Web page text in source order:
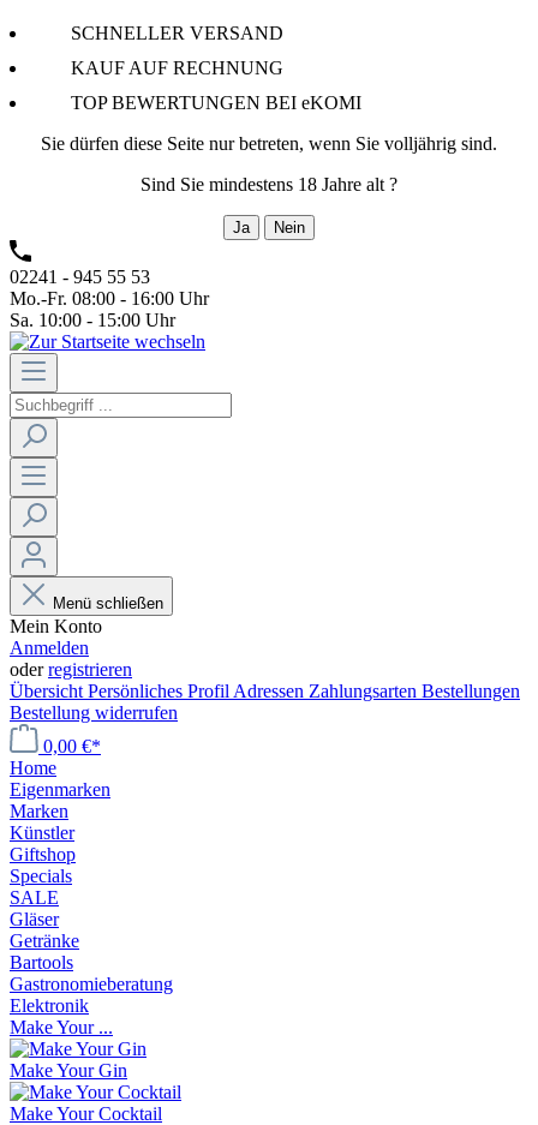
SCHNELLER VERSAND
KAUF AUF RECHNUNG
TOP BEWERTUNGEN BEI eKOMI
Sie dürfen diese Seite nur betreten, wenn Sie volljährig sind.
Sind Sie mindestens 18 Jahre alt ?
Ja Nein
02241 - 945 55 53
Mo.-Fr. 08:00 - 16:00 Uhr
Sa. 10:00 - 15:00 Uhr
Menü schließen
Mein Konto
Anmelden
oderregistrieren
Übersicht Persönliches Profil Adressen Zahlungsarten Bestellungen
Bestellung widerrufen
0,00 €*
Home
Eigenmarken
Marken
Künstler
Giftshop
Specials
SALE
Gläser
Getränke
Bartools
Gastronomieberatung
Elektronik
Make Your ...
Make Your Gin
Make Your Cocktail